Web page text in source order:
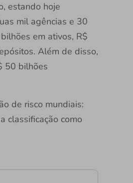
estando hoje
mil agências e 30
em ativos, R$
Além de disso,
50 bilhões
de risco mundiais:
classificação como